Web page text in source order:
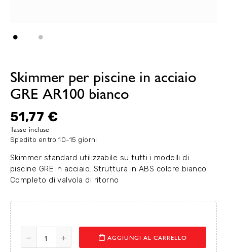
Skimmer per piscine in acciaio
GRE AR100 bianco
51,77 €
Tasse incluse
Spedito entro 10-15 giorni
Skimmer standard utilizzabile su tutti i modelli di
piscine GRE in acciaio. Struttura in ABS colore bianco
Completo di valvola di ritorno
AGGIUNGI AL CARRELLO